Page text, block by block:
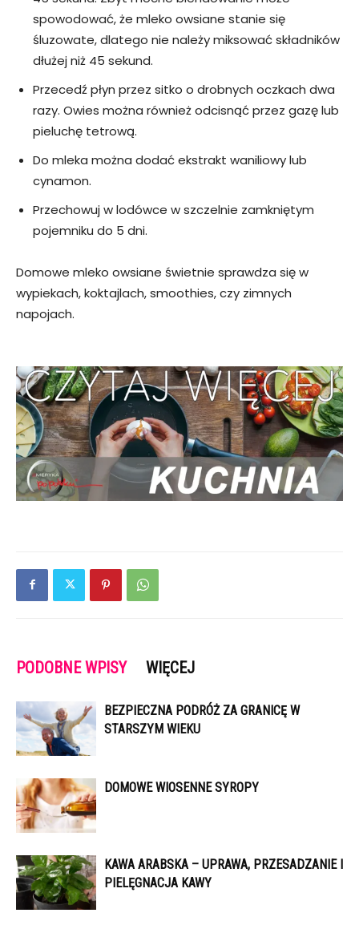
spowodować, że mleko owsiane stanie się
śluzowate, dlatego nie należy miksować składników
dłużej niż 45 sekund.
Przecedź płyn przez sitko o drobnych oczkach dwa
razy. Owies można również odcisnąć przez gazę lub
pieluchę tetrową.
Do mleka można dodać ekstrakt waniliowy lub
cynamon.
Przechowuj w lodówce w szczelnie zamkniętym
pojemniku do 5 dni.
Domowe mleko owsiane świetnie sprawdza się w
wypiekach, koktajlach, smoothies, czy zimnych
napojach.
PODOBNE WPISY WIĘCEJ
BEZPIECZNA PODRÓŻ ZA GRANICĘ W
STARSZYM WIEKU
DOMOWE WIOSENNE SYROPY
KAWA ARABSKA – UPRAWA, PRZESADZANIE I
PIELĘGNACJA KAWY